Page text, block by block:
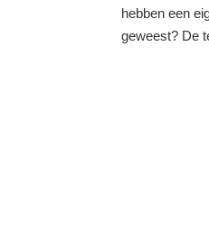
hebben een
geweest? De